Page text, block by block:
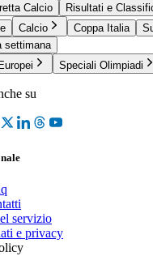
Calcio
Risultati e
Calcio Coppa Italia
settimana
Speciali Olimpiadi
su
servizio
e privacy